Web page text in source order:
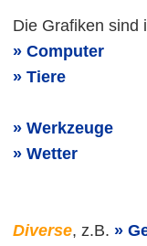
Die Grafiken sind
Computer
Tiere
Werkzeuge
Wetter
Diverse, z.B.